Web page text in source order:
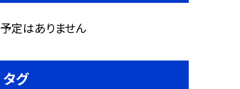
予定はありません
タグ